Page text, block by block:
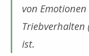
von
Triebverhalten
ist.